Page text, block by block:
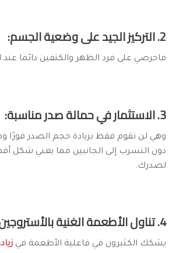
2. التركيز الجيد على وضعية الجسم:
فاحرصي على فرد الظهر والكتفين دائما
3. الاستثمار في حمالة صدر مناسبة:
وهي لن تقوم فقط بزيادة حجم الصدر فورًا
دون التسرب إلى الجانبين مما يعني شكل
لصدرك.
4. تناول الأطعمة الغنية بالأستروجين:
يشكك الكثيرون في فاعلية الأطعمة في